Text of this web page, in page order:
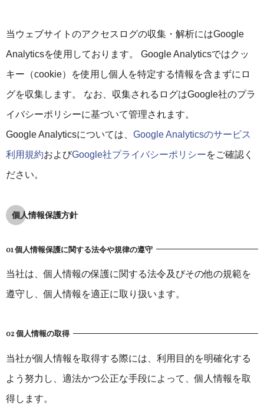
当ウェブサイトのアクセスログの収集・解析にはGoogle
Analyticsを使用しております。 Google Analyticsではクッ
キー（cookie）を使用し個人を特定する情報を含まずにロ
グを収集します。 なお、収集されるログはGoogle社のプラ
イバシーポリシーに基づいて管理されます。
Google Analyticsについては、 Google Analyticsのサービス
利用規約およびGoogle社プライバシーポリシーをご確認く
ださい。
個人情報保護方針
01 個人情報保護に関する法令や規律の遵守
当社は、個人情報の保護に関する法令及びその他の規範を
遵守し、個人情報を適正に取り扱います。
02 個人情報の取得
当社が個人情報を取得する際には、利用目的を明確化する
よう努力し、適法かつ公正な手段によって、個人情報を取
得します。